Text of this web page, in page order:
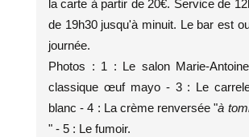
la carte à partir de 20€. Service de
de 19h30 jusqu'à minuit. Le bar est
journée.
Photos : 1 : Le salon Marie-
classique œuf mayo - 3 : Le
blanc - 4 : La crème renversée "à
" - 5 : Le fumoir.